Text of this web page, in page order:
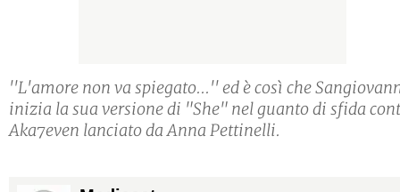
''L'amore non va spiegato...'' ed è così che
inizia la sua versione di "She" nel guanto di sfida
Aka7even lanciato da Anna Pettinelli.